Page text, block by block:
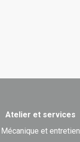
Atelier et services
Mécanique et entretien